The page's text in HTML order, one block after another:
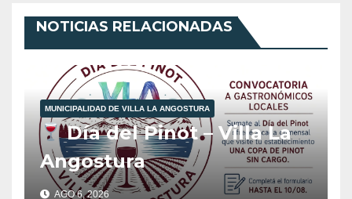
NOTICIAS RELACIONADAS
MUNICIPALIDAD DE VILLA LA ANGOSTURA
Día del Pinot – Villa La
Angostura
AGO 6, 2026